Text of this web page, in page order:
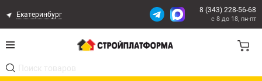
Екатеринбург
8 (343) 228-56-68
с 8 до 18, пн-пт
Акции